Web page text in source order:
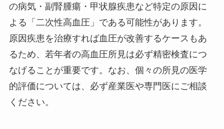
の病気・副腎腫瘍・甲状腺疾患など特定の原因に
よる「二次性高血圧」である可能性があります。
原因疾患を治療すれば血圧が改善するケースもあ
るため、若年者の高血圧所見は必ず精密検査につ
なげることが重要です。なお、個々の所見の医学
的評価については、必ず産業医や専門医にご相談
ください。